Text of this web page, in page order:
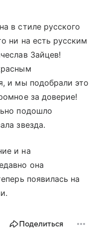
в стиле русского
ни на есть русским
Зайцев!
и мы подобрали это
за доверие!
подошло
звезда.
и на
она
появилась на
Поделиться